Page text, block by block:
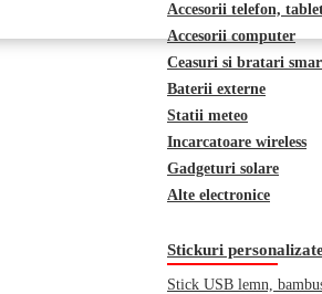
Accesorii telefon,
Accesorii computer
Ceasuri si bratari
Baterii externe
Statii meteo
Incarcatoare wireless
Gadgeturi solare
Alte electronice
Stickuri
Stick USB lemn,